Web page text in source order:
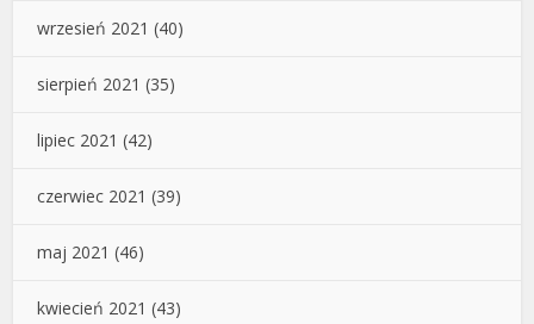
wrzesień 2021 (40)
sierpień 2021 (35)
lipiec 2021 (42)
czerwiec 2021 (39)
maj 2021 (46)
kwiecień 2021 (43)